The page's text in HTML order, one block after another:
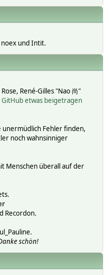
noex und Intit.
René-Gilles "Nao 尚"
GitHub etwas beigetragen
unermüdlich Fehler finden,
noch wahnsinniger
Menschen überall auf der
Recordon.
schön!